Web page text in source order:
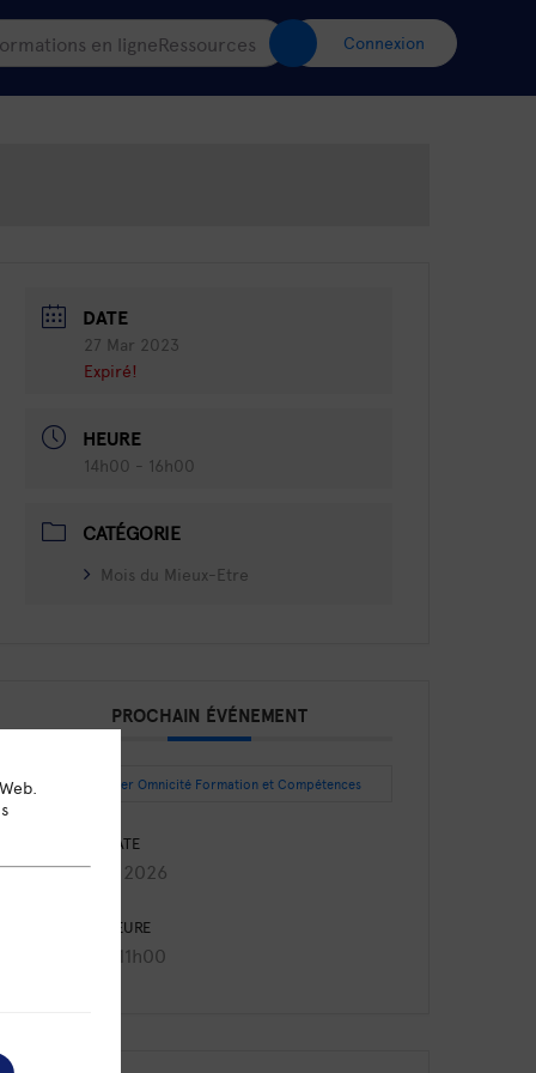
en ligneRessources Connexion
DATE
27 Mar 2023
Expiré!
HEURE
14h00 - 16h00
CATÉGORIE
Mois du Mieux-Etre
PROCHAIN ÉVÉNEMENT
Intégrer Omnicité Formation et Compétences
DATE
Août 27 2026
HEURE
9h30 - 11h00